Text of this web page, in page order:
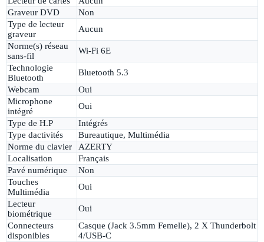
Graveur DVD
Non
Type de lecteur
graveur
Aucun
Norme(s) réseau
sans-fil
Wi-Fi 6E
Technologie
Bluetooth
Bluetooth 5.3
Webcam
Oui
Microphone
intégré
Oui
Type de H.P
Intégrés
Type dactivités
Bureautique, Multimédia
Norme du clavier
AZERTY
Localisation
Français
Pavé numérique
Non
Touches
Multimédia
Oui
Lecteur
biométrique
Oui
Connecteurs
disponibles
Casque (Jack 3.5mm Femelle), 2 X Thunderbolt
4/USB-C